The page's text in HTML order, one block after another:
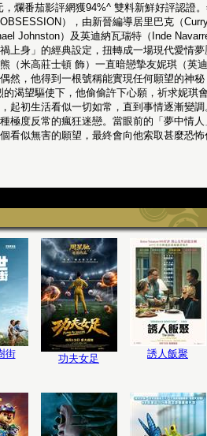
爛番茄影評網獲94%^ 雙料新鮮好評認證
），由新晉編導居里巴克（
Johnston）及英迪納瓦瑞特（Inde
上身」的經典設定，扭轉成一場現代愛情夢
（米高莊士頓 飾）一直暗戀摯友妮琪（英
然，他得到一根號稱能實現任何願望的神
渴望驅使下，他偷偷許下心願，祈求妮琪
起初生活看似一切如常，直到事情逐漸變
極度反常的瘋狂迷戀。當眼前的「夢中情
看似無害的願望，最終會向他索取甚麼恐怖
街 功夫女足 誘人飯聚